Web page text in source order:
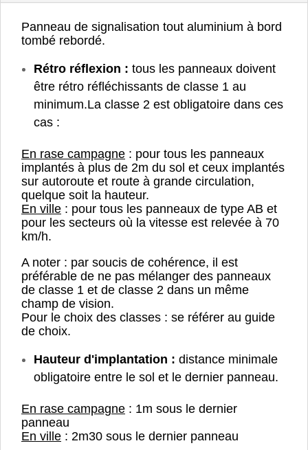
Panneau de signalisation tout aluminium à bord
tombé rebordé.
Rétro réflexion : tous les panneaux doivent
être rétro réfléchissants de classe 1 au
minimum.La classe 2 est obligatoire dans ces
cas :
En rase campagne : pour tous les panneaux
implantés à plus de 2m du sol et ceux implantés
sur autoroute et route à grande circulation,
quelque soit la hauteur.
En ville : pour tous les panneaux de type AB et
pour les secteurs où la vitesse est relevée à 70
km/h.
A noter : par soucis de cohérence, il est
préférable de ne pas mélanger des panneaux
de classe 1 et de classe 2 dans un même
champ de vision.
Pour le choix des classes : se référer au guide
de choix.
Hauteur d'implantation : distance minimale
obligatoire entre le sol et le dernier panneau.
En rase campagne : 1m sous le dernier
panneau
En ville : 2m30 sous le dernier panneau